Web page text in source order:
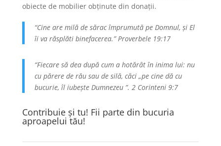
obiecte de mobilier obținute din donații.
“Cine are milă de sărac împrumută pe Domnul, și El
îi va răsplăti binefacerea.” Proverbele 19:17
“Fiecare să dea după cum a hotărât în inima lui: nu
cu părere de rău sau de silă, căci „pe cine dă cu
bucurie, îl iubește Dumnezeu ”. 2 Corinteni 9:7
Contribuie și tu! Fii parte din bucuria
aproapelui tău!